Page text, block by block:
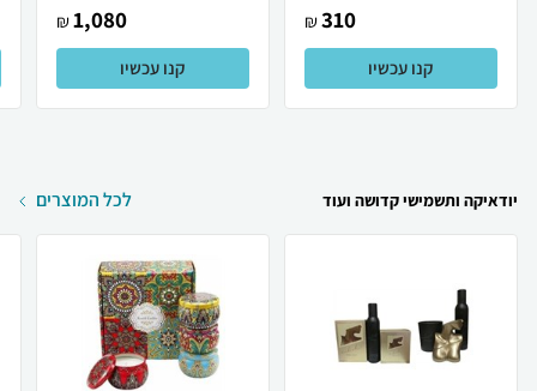
310
₪
קנו עכשיו
1,080
₪
קנו עכשיו
יודאיקה ותשמישי קדושה ועוד לכל המוצרים